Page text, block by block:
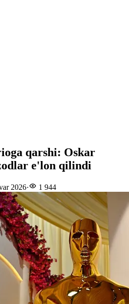
qarshi: Oskar
e'lon qilindi
2026· 1 944